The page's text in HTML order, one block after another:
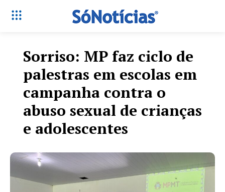
Sorriso: MP faz ciclo de
palestras em escolas em
campanha contra o
abuso sexual de crianças
e adolescentes